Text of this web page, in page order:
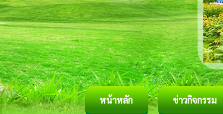
หน้าหลัก ข่าวกิจกรรม